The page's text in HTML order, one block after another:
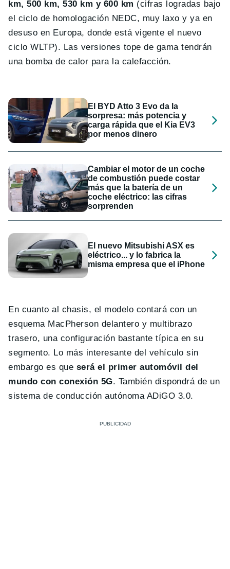
km, 500 km, 530 km y 600 km (cifras logradas bajo
el ciclo de homologación NEDC, muy laxo y ya en
desuso en Europa, donde está vigente el nuevo
ciclo WLTP). Las versiones tope de gama tendrán
una bomba de calor para la calefacción.
El BYD Atto 3 Evo da la
sorpresa: más potencia y
carga rápida que el Kia EV3
por menos dinero
Cambiar el motor de un coche
de combustión puede costar
más que la batería de un
coche eléctrico: las cifras
sorprenden
El nuevo Mitsubishi ASX es
eléctrico... y lo fabrica la
misma empresa que el iPhone
En cuanto al chasis, el modelo contará con un
esquema MacPherson delantero y multibrazo
trasero, una configuración bastante típica en su
segmento. Lo más interesante del vehículo sin
embargo es que será el primer automóvil del
mundo con conexión 5G. También dispondrá de un
sistema de conducción autónoma ADiGO 3.0.